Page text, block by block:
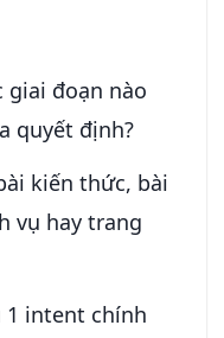
giai đoạn nào
quyết định?
kiến thức, bài
vụ hay trang
1 intent chính